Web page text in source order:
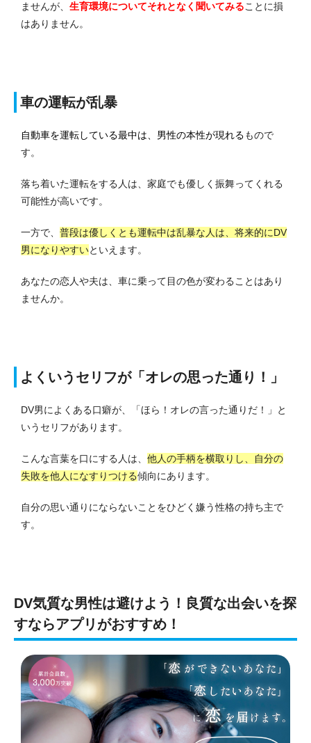
ませんが、 生育環境についてそれとなく聞いてみることに損
はありません。
車の運転が乱暴
自動車を運転している最中は、男性の本性が現れるもので
す。
落ち着いた運転をする人は、家庭でも優しく振舞ってくれる
可能性が高いです。
一方で、 普段は優しくとも運転中は乱暴な人は、将来的にDV
男になりやすいといえます。
あなたの恋人や夫は、車に乗って目の色が変わることはあり
ませんか。
よくいうセリフが「オレの思った通り！」
DV男によくある口癖が、「ほら！オレの言った通りだ！」と
いうセリフがあります。
こんな言葉を口にする人は、 他人の手柄を横取りし、自分の
失敗を他人になすりつける傾向にあります。
自分の思い通りにならないことをひどく嫌う性格の持ち主で
す。
DV気質な男性は避けよう！良質な出会いを探
すならアプリがおすすめ！